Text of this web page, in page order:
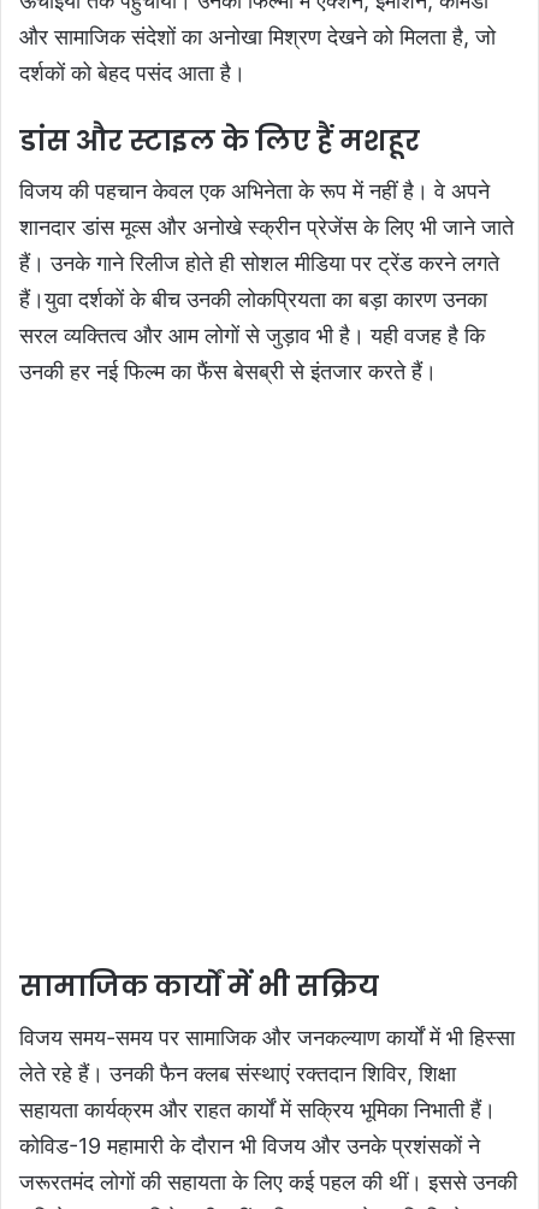
और सामाजिक संदेशों का अनोखा मिश्रण देखने को मिलता है, जो
दर्शकों को बेहद पसंद आता है।
डांस और स्टाइल के लिए हैं मशहूर
विजय की पहचान केवल एक अभिनेता के रूप में नहीं है। वे अपने
शानदार डांस मूव्स और अनोखे स्क्रीन प्रेजेंस के लिए भी जाने जाते
हैं। उनके गाने रिलीज होते ही सोशल मीडिया पर ट्रेंड करने लगते
हैं।युवा दर्शकों के बीच उनकी लोकप्रियता का बड़ा कारण उनका
सरल व्यक्तित्व और आम लोगों से जुड़ाव भी है। यही वजह है कि
उनकी हर नई फिल्म का फैंस बेसब्री से इंतजार करते हैं।
सामाजिक कार्यों में भी सक्रिय
विजय समय-समय पर सामाजिक और जनकल्याण कार्यों में भी हिस्सा
लेते रहे हैं। उनकी फैन क्लब संस्थाएं रक्तदान शिविर, शिक्षा
सहायता कार्यक्रम और राहत कार्यों में सक्रिय भूमिका निभाती हैं।
कोविड-19 महामारी के दौरान भी विजय और उनके प्रशंसकों ने
जरूरतमंद लोगों की सहायता के लिए कई पहल की थीं। इससे उनकी